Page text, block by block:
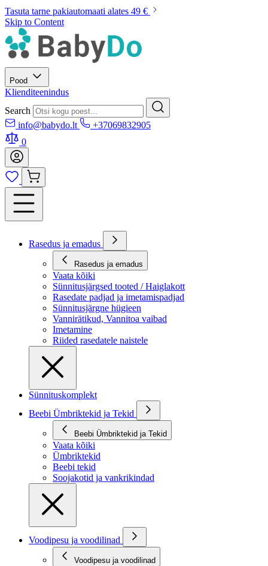
Tasuta tarne pakiautomaati alates 49 €
Skip to Content
Pood
Klienditeenindus
Search
info@babydo.lt
+37069832905
0
Rasedus ja emadus
Rasedus ja emadus
Vaata kõiki
Sünnitusjärgsed tooted / Haiglakott
Rasedate padjad ja imetamispadjad
Sünnitusjärgne hügieen
Vannirätikud, Vannitoa vaibad
Imetamine
Riided rasedatele naistele
Sünnituskomplekt
Beebi Ümbriktekid ja Tekid
Beebi Ümbriktekid ja Tekid
Vaata kõiki
Ümbriktekid
Beebi tekid
Soojakotid ja vankrikindad
Voodipesu ja voodilinad
Voodipesu ja voodilinad